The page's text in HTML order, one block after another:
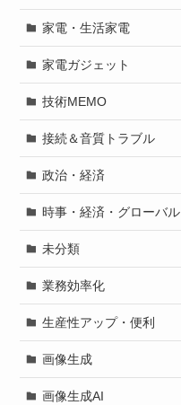
家電・生活家電
家電ガジェット
技術MEMO
接続＆音質トラブル
政治・経済
時事・経済・グローバル
未分類
業務効率化
生産性アップ・便利
画像生成
画像生成AI